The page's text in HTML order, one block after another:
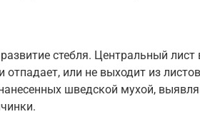
стебля. Центральный лист
отпадает, или не выходит из
шведской мухой,